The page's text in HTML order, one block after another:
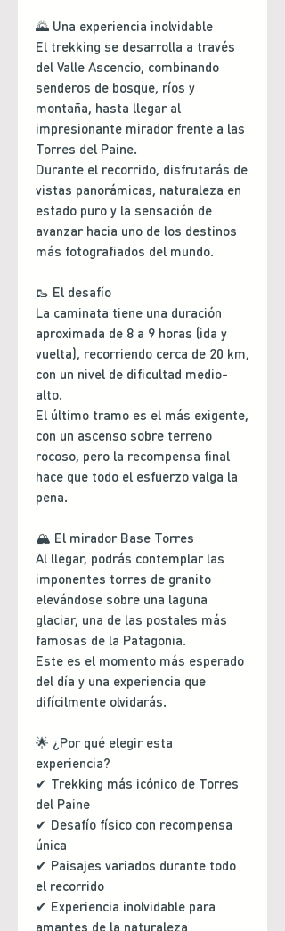
🌄 Una experiencia inolvidable
El trekking se desarrolla a través
del Valle Ascencio, combinando
senderos de bosque, ríos y
montaña, hasta llegar al
impresionante mirador frente a las
Torres del Paine.
Durante el recorrido, disfrutarás de
vistas panorámicas, naturaleza en
estado puro y la sensación de
avanzar hacia uno de los destinos
más fotografiados del mundo.
🥾 El desafío
La caminata tiene una duración
aproximada de 8 a 9 horas (ida y
vuelta), recorriendo cerca de 20 km,
con un nivel de dificultad medio-
alto.
El último tramo es el más exigente,
con un ascenso sobre terreno
rocoso, pero la recompensa final
hace que todo el esfuerzo valga la
pena.
🏔️ El mirador Base Torres
Al llegar, podrás contemplar las
imponentes torres de granito
elevándose sobre una laguna
glaciar, una de las postales más
famosas de la Patagonia.
Este es el momento más esperado
del día y una experiencia que
difícilmente olvidarás.
🌟 ¿Por qué elegir esta
experiencia?
✔ Trekking más icónico de Torres
del Paine
✔ Desafío físico con recompensa
única
✔ Paisajes variados durante todo
el recorrido
✔ Experiencia inolvidable para
amantes de la naturaleza